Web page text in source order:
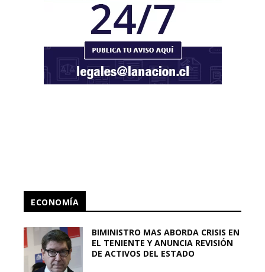
ECONOMÍA
BIMINISTRO MAS ABORDA CRISIS EN
EL TENIENTE Y ANUNCIA REVISIÓN
DE ACTIVOS DEL ESTADO